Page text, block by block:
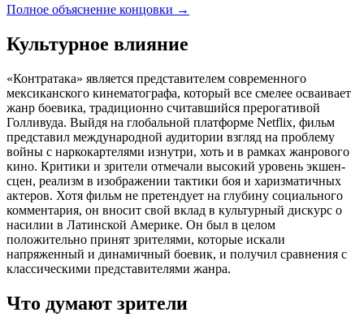
Полное объяснение концовки →
Культурное влияние
«Контратака» является представителем современного
мексиканского кинематографа, который все смелее осваивает
жанр боевика, традиционно считавшийся прерогативой
Голливуда. Выйдя на глобальной платформе Netflix, фильм
представил международной аудитории взгляд на проблему
войны с наркокартелями изнутри, хоть и в рамках жанрового
кино. Критики и зрители отмечали высокий уровень экшен-
сцен, реализм в изображении тактики боя и харизматичных
актеров. Хотя фильм не претендует на глубину социального
комментария, он вносит свой вклад в культурный дискурс о
насилии в Латинской Америке. Он был в целом
положительно принят зрителями, которые искали
напряженный и динамичный боевик, и получил сравнения с
классическими представителями жанра.
Что думают зрители